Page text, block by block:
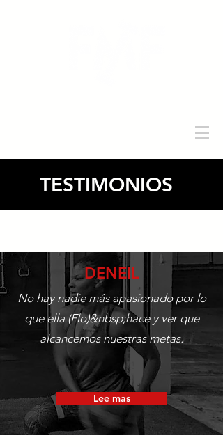
TESTIMONIOS
DENEIL
No hay nadie más apasionado por lo
que ella (Flo)&nbsp;hace y ver que
alcancemos nuestras metas.
Lee mas